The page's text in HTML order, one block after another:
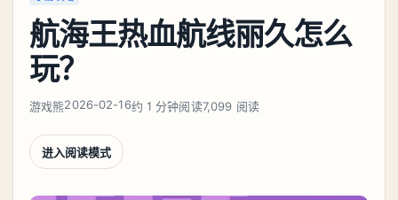
航海王热血航线丽久怎么
玩？
游戏熊2026-02-16约 1 分钟阅读7,099 阅读
进入阅读模式